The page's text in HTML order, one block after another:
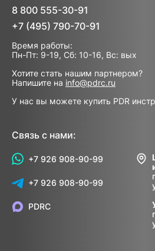
8 800 555-30-91
+7 (495) 790-70-91
Время работы:
Пн-Пт: 9-19, Сб: 10-16, Вс: вых
Хотите стать нашим партнером?
Напишите на info@pdrc.ru
У нас вы можете купить PDR
Связь с нами:
+7 926 908-90-99
+7 926 908-90-99
PDRC